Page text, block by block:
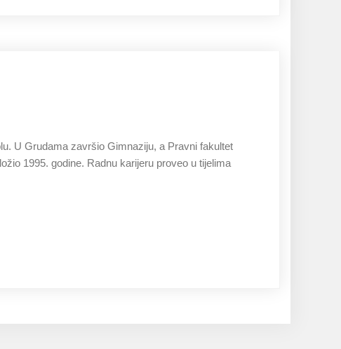
U Grudama završio Gimnaziju, a Pravni fakultet
1995. godine. Radnu karijeru proveo u tijelima